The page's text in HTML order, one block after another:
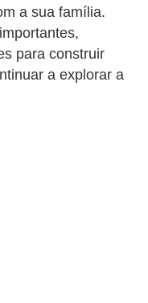
a sua família.
para construir
a explorar a